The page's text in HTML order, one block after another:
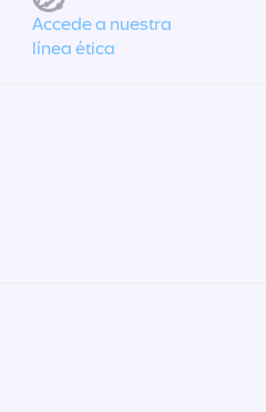
Accede a nuestra
línea ética